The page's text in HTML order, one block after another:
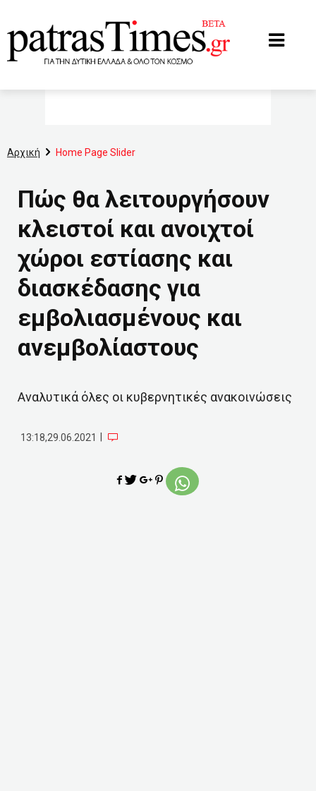
Αρχική Home Page Slider
Πώς θα λειτουργήσουν
κλειστοί και ανοιχτοί
χώροι εστίασης και
διασκέδασης για
εμβολιασμένους και
ανεμβολίαστους
Αναλυτικά όλες οι κυβερνητικές ανακοινώσεις
13:18,29.06.2021